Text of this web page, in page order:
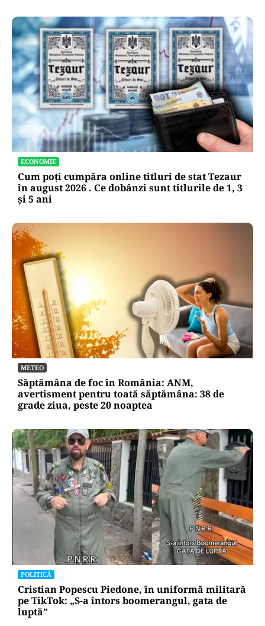
ECONOMIE
Cum poți cumpăra online titluri de stat Tezaur
în august 2026 . Ce dobânzi sunt titlurile de 1, 3
și 5 ani
METEO
Săptămâna de foc în România: ANM,
avertisment pentru toată săptămâna: 38 de
grade ziua, peste 20 noaptea
POLITICĂ
Cristian Popescu Piedone, în uniformă militară
pe TikTok: „S-a întors boomerangul, gata de
luptă”